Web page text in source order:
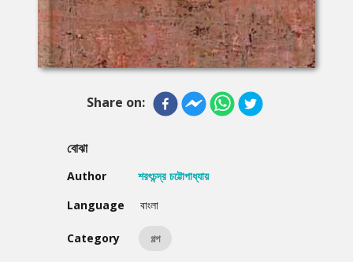
Share on:
বোঝা
Author
শরৎচন্দ্র চট্টোপাধ্যায়
Language
বাংলা
Category গল্প